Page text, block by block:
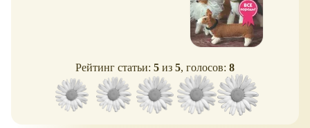
Рейтинг статьи: 5 из 5, голосов: 8